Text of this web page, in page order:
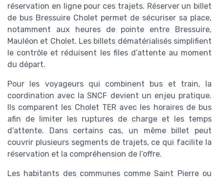
réservation en ligne pour ces trajets. Réserver un billet
de bus Bressuire Cholet permet de sécuriser sa place,
notamment aux heures de pointe entre Bressuire,
Mauléon et Cholet. Les billets dématérialisés simplifient
le contrôle et réduisent les files d’attente au moment
du départ.
Pour les voyageurs qui combinent bus et train, la
coordination avec la SNCF devient un enjeu pratique.
Ils comparent les Cholet TER avec les horaires de bus
afin de limiter les ruptures de charge et les temps
d’attente. Dans certains cas, un même billet peut
couvrir plusieurs segments de trajets, ce qui facilite la
réservation et la compréhension de l’offre.
Les habitants des communes comme Saint Pierre ou